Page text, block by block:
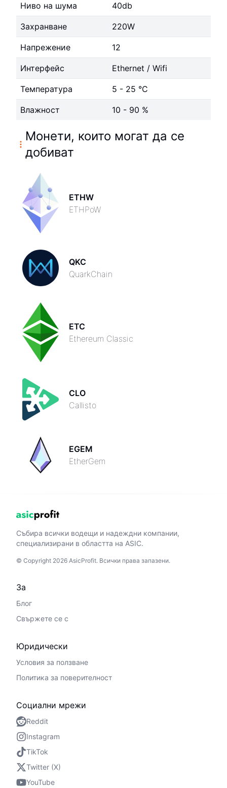
Ниво на шума 40db
Захранване 220W
Напрежение 12
Интерфейс Ethernet / Wifi
Температура 5 - 25 °C
Влажност 10 - 90 %
Монети, които могат да се
добиват
ETHW
ETHPoW
QKC
QuarkChain
ETC
Ethereum Classic
CLO
Callisto
EGEM
EtherGem
Събира всички водещи и надеждни компании,
специализирани в областта на ASIC.
© Copyright 2026 AsicProfit. Всички права запазени.
За
Блог
Свържете се с
Юридически
Условия за ползване
Политика за поверителност
Социални мрежи
Reddit
Instagram
TikTok
Twitter (X)
YouTube